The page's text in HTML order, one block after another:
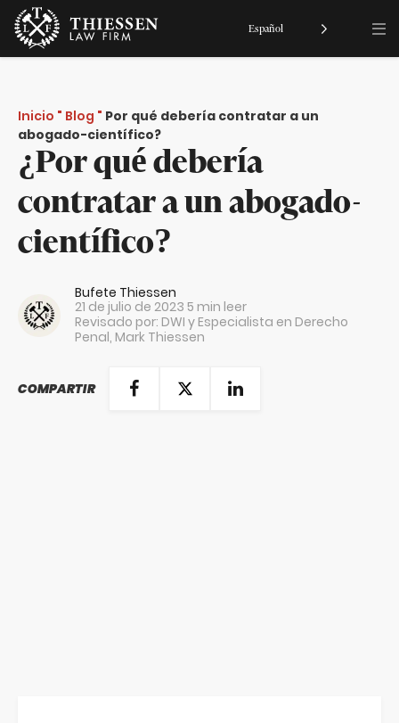
Inicio " Blog " Por qué debería contratar a un
abogado-científico?
¿Por qué debería
contratar a un abogado-
científico?
Bufete Thiessen
21 de julio de 2023 5 min leer
Revisado por: DWI y Especialista en Derecho
Penal, Mark Thiessen
COMPARTIR
Español